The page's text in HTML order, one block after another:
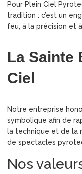
Pour Plein Ciel
tradition : c’est un
feu, à la précision et
La Sainte
Ciel
Notre entreprise
symbolique afin de
la technique et de la
de spectacles
Nos